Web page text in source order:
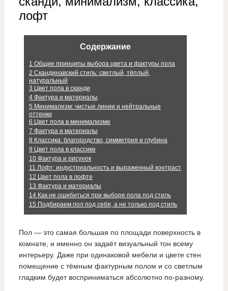
лофт
Содержание
1 Общие принципы выбора цвета и фактуры пола
2 Скандинавский стиль: светлый, тёплый,
натуральный
3 Цвет пола в сканди
4Фактура и материалы
5 Минимализм: чистые линии и нейтральные
оттенки
6 Цвет пола в минимализме
7 Фактура и материалы
8 Классика: благородство, симметрия и глубина
9 Цвет пола в классике
10Фактура и рисунок
11 Лофт: индустриальность и выраженный контраст
12 Цвет пола в лофте
13 Фактура и материалы
14Как не ошибиться при выборе пола под стиль
15 Подбираем пол под себя, а не только под стиль
Пол — это самая большая по площади поверхность в
комнате, и именно он задаёт визуальный тон всему
интерьеру. Даже при одинаковой мебели и цвете стен
помещение с тёмным фактурным полом и со светлым
гладким будет восприниматься абсолютно по‑разному.